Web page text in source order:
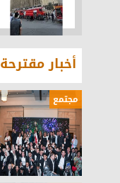
أخبار مقترحة
مجتمع